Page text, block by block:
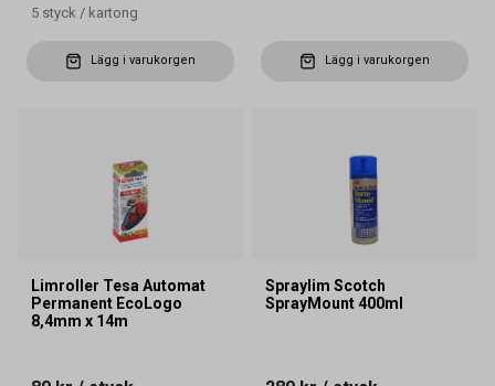
5 styck / kartong
Lägg i varukorgen Lägg i varukorgen
Limroller Tesa Automat
Permanent EcoLogo
8,4mm x 14m
Spraylim Scotch
SprayMount 400ml